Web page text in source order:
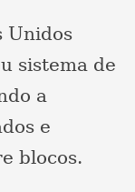
Unidos
sistema de
a
e
blocos.